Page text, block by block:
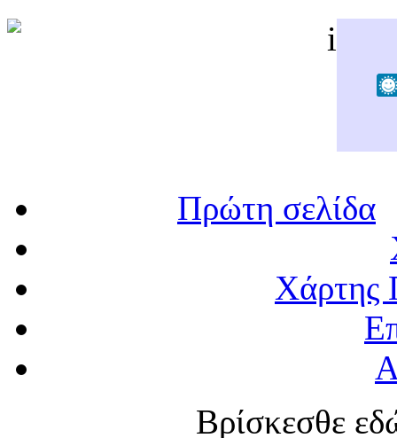
Πρώτη σελίδα
Χάρτης
Βρίσκεσθε